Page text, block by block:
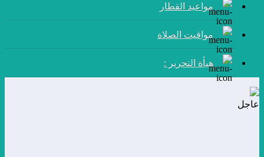
مواعيد القطار
مواقيت الصلاة
هيأة التحرير :
عاجل